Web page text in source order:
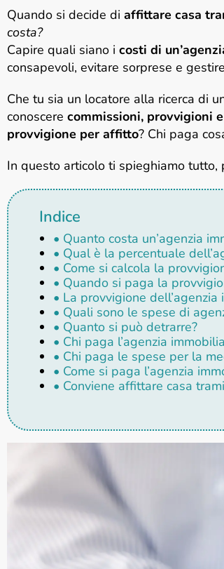
Quando si decide di affittare casa
costa?
Capire quali siano i costi di
consapevoli, evitare sorprese e
Che tu sia un locatore alla ricerca di
conoscere commissioni, provvigioni
provvigione per affitto? Chi paga
In questo articolo ti spieghiamo tutto,
Indice
• Quanto costa un’agenzia
• Qual è la percentuale
• Come si calcola la
• Quando si paga la
• La provvigione
• Quali sono le spese di
• Quanto si può detrarre?
• Chi paga l’agenzia
• Chi paga le spese per la
• Come si paga l’agenzia
• Conviene affittare casa